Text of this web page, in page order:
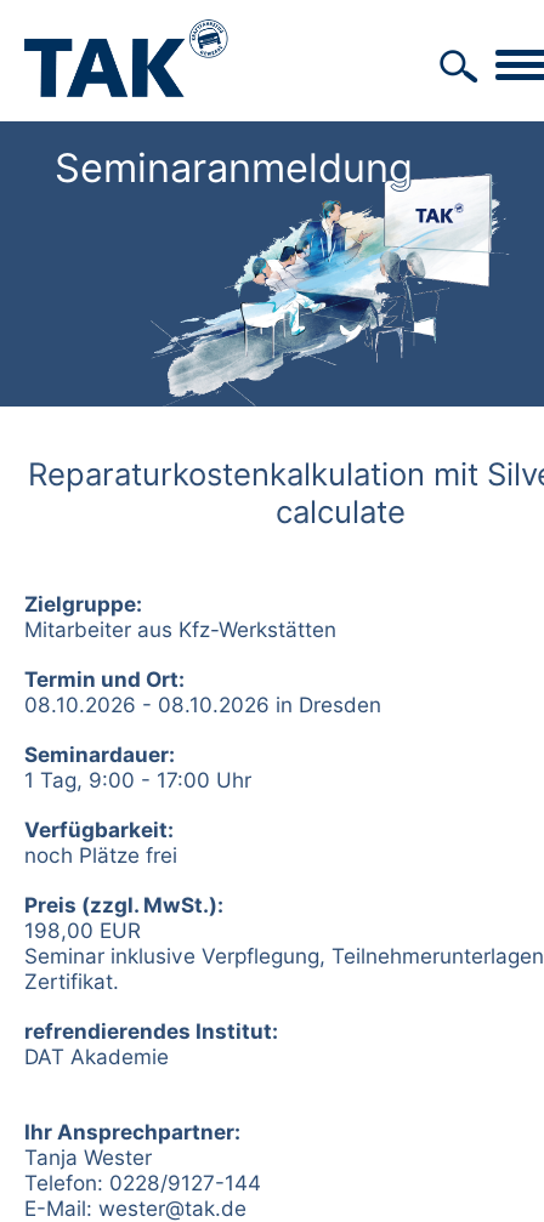
Seminaranmeldung
Reparaturkostenkalkulation mit
calculate
Zielgruppe:
Mitarbeiter aus Kfz-Werkstätten
Termin und Ort:
08.10.2026 - 08.10.2026 in Dresden
Seminardauer:
1 Tag, 9:00 - 17:00 Uhr
Verfügbarkeit:
noch Plätze frei
Preis (zzgl. MwSt.):
198,00 EUR
Seminar inklusive Verpflegung,
Zertifikat.
refrendierendes Institut:
DAT Akademie
Ihr Ansprechpartner:
Tanja Wester
Telefon: 0228/9127-144
E-Mail: wester@tak.de